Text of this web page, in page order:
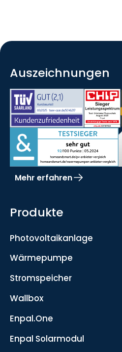
Auszeichnungen
Mehr erfahren
Produkte
Photovoltaikanlage
Wärmepumpe
Stromspeicher
Wallbox
Enpal.One
Enpal Solarmodul